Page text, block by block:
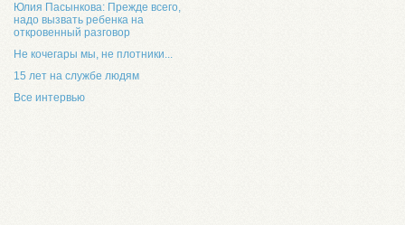
Юлия Пасынкова: Прежде всего,
надо вызвать ребенка на
откровенный разговор
Не кочегары мы, не плотники...
15 лет на службе людям
Все интервью